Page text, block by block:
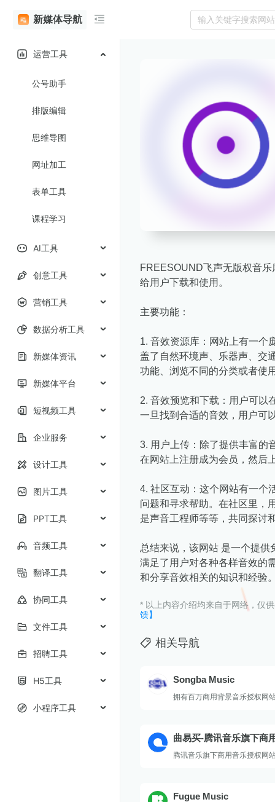
新媒体导航
运营工具
公号助手
排版编辑
思维导图
网址加工
表单工具
课程学习
AI工具
创意工具
营销工具
数据分析工具
新媒体资讯
新媒体平台
短视频工具
企业服务
设计工具
图片工具
PPT工具
音频工具
翻译工具
协同工具
文件工具
招聘工具
H5工具
小程序工具
FREESOUND飞声无版权音
给用户下载和使用。
主要功能：
1. 音效资源库：网站上有一个
盖了自然环境声、乐器声、交
功能、浏览不同的分类或者使
2. 音效预览和下载：用户可以
一旦找到合适的音效，用户可
3. 用户上传：除了提供丰富的
在网站上注册成为会员，然后
4. 社区互动：这个网站有一个
问题和寻求帮助。在社区里，
是声音工程师等等，共同探讨
总结来说，该网站 是一个提
满足了用户对各种各样音效的
和分享音效相关的知识和经验
* 以上内容介绍均来自于网络，仅
馈】
相关导航
Songba Music
拥有百万商用背景音乐授权网
曲易买-腾讯音乐旗下商
权网站
腾讯音乐旗下商用音乐授权网
Fugue Music